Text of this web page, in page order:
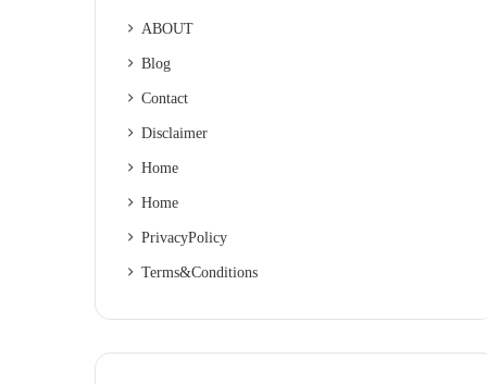
ABOUT
Blog
Contact
Disclaimer
Home
Home
Privacy Policy
Terms & Conditions